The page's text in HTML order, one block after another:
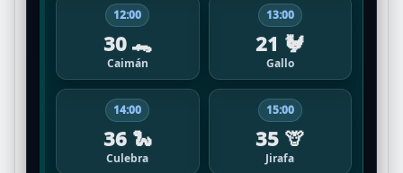
12:00
30 🐊
Caimán
13:00
21 🐓
Gallo
14:00
36 🐍
Culebra
15:00
35 🦒
Jirafa